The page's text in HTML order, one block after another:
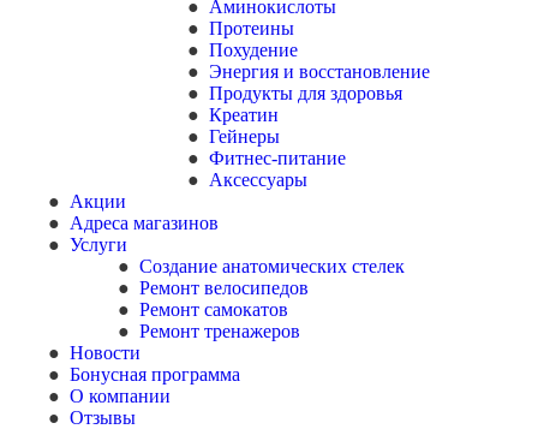
Аминокислоты
Протеины
Похудение
Энергия и восстановление
Продукты для здоровья
Креатин
Гейнеры
Фитнес-питание
Аксессуары
Акции
Адреса магазинов
Услуги
Создание анатомических стелек
Ремонт велосипедов
Ремонт самокатов
Ремонт тренажеров
Новости
Бонусная программа
О компании
Отзывы